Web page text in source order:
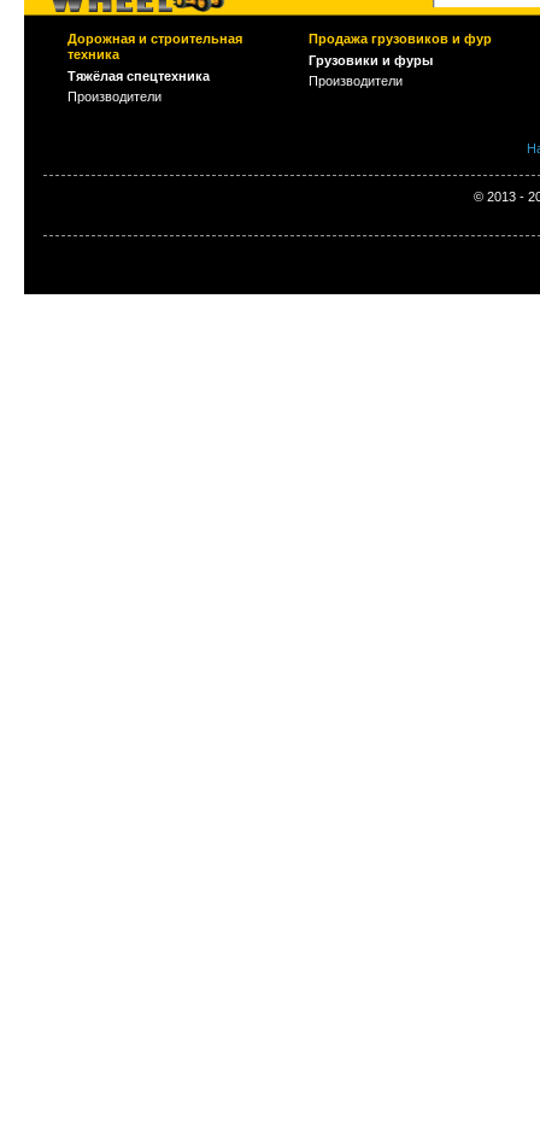
Дорожная и строительная
техника
Тяжёлая спецтехника
Производители
Продажа грузовиков и фур
Грузовики и фуры
Производители
© 2013 -